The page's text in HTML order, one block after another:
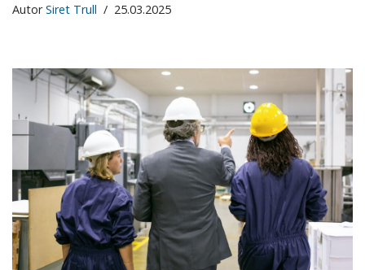
AutorSiret Trull 25.03.2025